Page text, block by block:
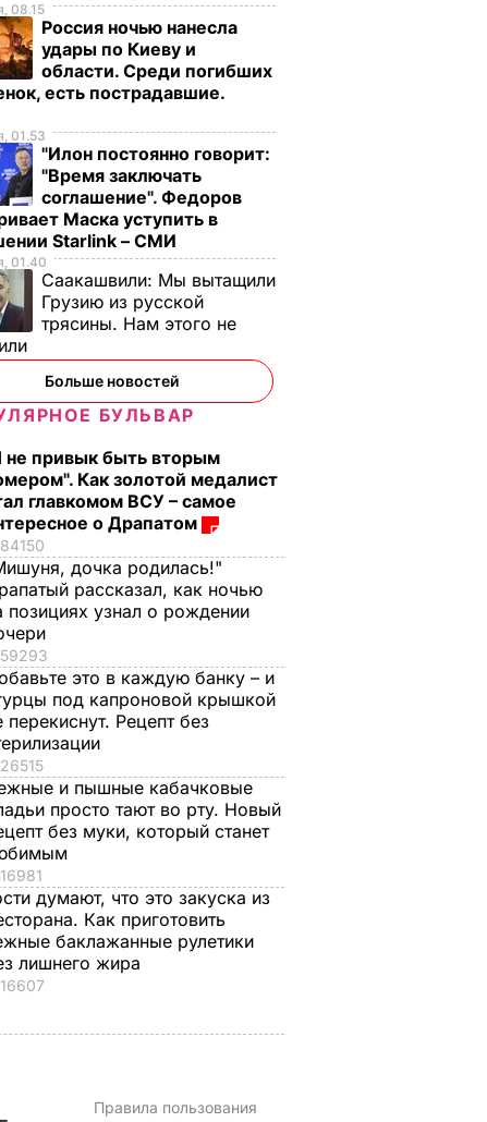
"Димка был вроде
нормальный, пока не
сбухался". В сеть
попали снимки
Кабаевой с
Медведевым
7 августа, 20.39БУЛЬВАР
08.15
Россия ночью нанесла
удары по Киеву и
области. Среди погибших
есть пострадавшие.
01.53
"Илон постоянно говорит:
"Время заключать
соглашение". Федоров
Маска уступить в
Starlink – СМИ
01.40
Саакашвили: Мы вытащили
Грузию из русской
трясины. Нам этого не
Больше новостей
БУЛЬВАР
не привык быть вторым
Как золотой медалист
главкомом ВСУ – самое
о Драпатом
84150
дочка родилась!"
рассказал, как ночью
позициях узнал о рождении
59293
это в каждую банку – и
под капроновой крышкой
перекиснут. Рецепт без
26515
и пышные кабачковые
просто тают во рту. Новый
без муки, который станет
16981
думают, что это закуска из
Как приготовить
баклажанные рулетики
лишнего жира
16607
Правила пользования